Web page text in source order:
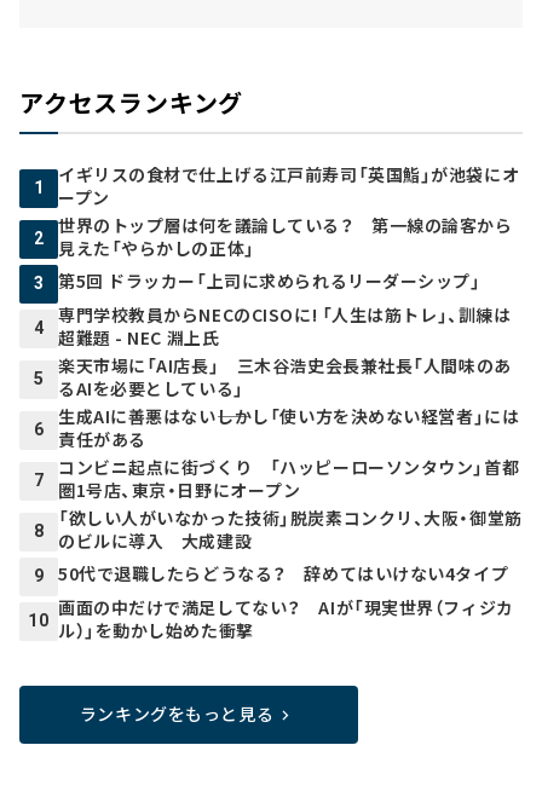
アクセスランキング
1
イギリスの食材で仕上げる江戸前寿司「英国鮨」が池袋にオ
ープン
2
世界のトップ層は何を議論している？ 第一線の論客から
見えた「やらかしの正体」
3 第5回 ドラッカー「上司に求められるリーダーシップ」
4
専門学校教員からNECのCISOに! 「人生は筋トレ」、訓練は
超難題 - NEC 淵上氏
5
楽天市場に「AI店長」 三木谷浩史会長兼社長「人間味のあ
るAIを必要としている」
6
生成AIに善悪はない――しかし「使い方を決めない経営者」には
責任がある
7
コンビニ起点に街づくり 「ハッピーローソンタウン」首都
圏1号店、東京・日野にオープン
8
「欲しい人がいなかった技術」脱炭素コンクリ、大阪・御堂筋
のビルに導入 大成建設
9 50代で退職したらどうなる？ 辞めてはいけない4タイプ
10
画面の中だけで満足してない？ AIが「現実世界（フィジカ
ル）」を動かし始めた衝撃
ランキングをもっと見る